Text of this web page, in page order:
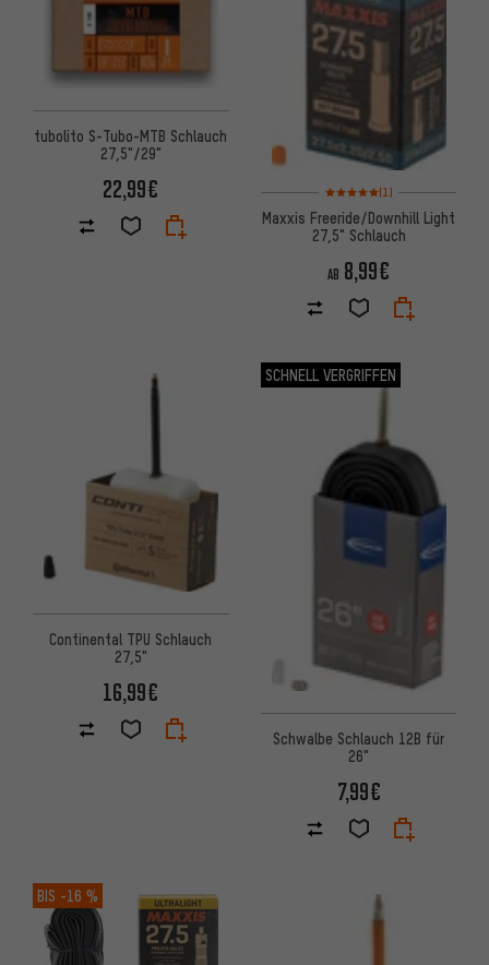
tubolito S-Tubo-MTB Schlauch
27,5"/29"
22,99€ Bewertungen: 5 von 5
(1)
Maxxis Freeride/Downhill Light
27,5" Schlauch
AB 8,99€
Continental TPU Schlauch
27,5"
16,99€
SCHNELL VERGRIFFEN
Schwalbe Schlauch 12B für
26"
7,99€
BIS -16 %